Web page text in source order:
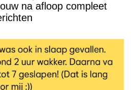
na afloop compleet